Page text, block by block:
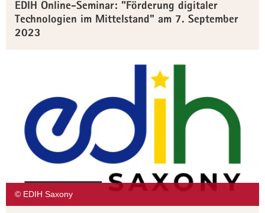
EDIH Online-Seminar: "Förderung digitaler
Technologien im Mittelstand" am 7. September
2023
© EDIH Saxony